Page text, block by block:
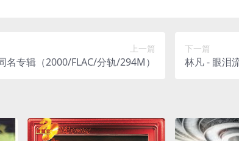
上一篇
名专辑（2000/FLAC/分轨/294M）
下一篇
林凡 - 眼泪